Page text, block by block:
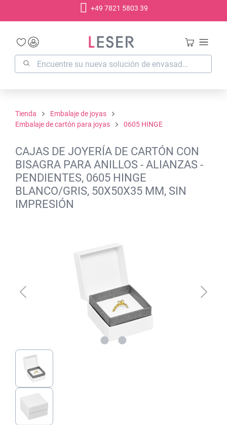
+49 7821 5803 39
Tienda
Embalaje de joyas
Embalaje de cartón para joyas
0605 HINGE
CAJAS DE JOYERÍA DE CARTÓN CON
BISAGRA PARA ANILLOS - ALIANZAS -
PENDIENTES, 0605 HINGE
BLANCO/GRIS, 50X50X35 MM, SIN
IMPRESIÓN